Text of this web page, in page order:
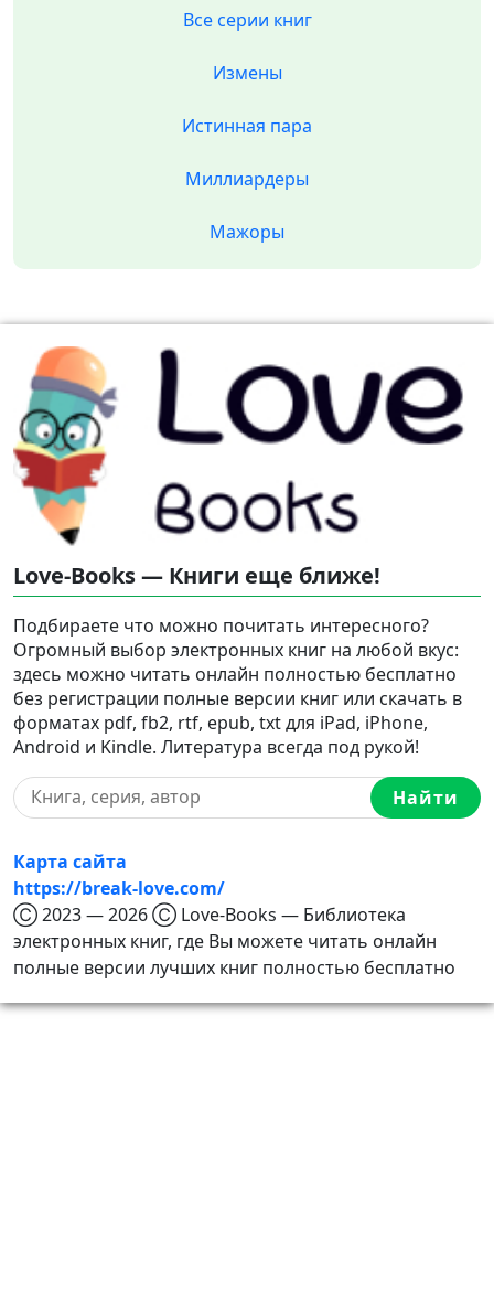
Все серии книг
Измены
Истинная пара
Миллиардеры
Мажоры
Love-Books — Книги еще ближе!
Подбираете что можно почитать интересного?
Огромный выбор электронных книг на любой вкус:
здесь можно читать онлайн полностью бесплатно
без регистрации полные версии книг или скачать в
форматах pdf, fb2, rtf, epub, txt для iPad, iPhone,
Android и Kindle. Литература всегда под рукой!
Найти
Карта сайта
https://break-love.com/
Ⓒ 2023 — 2026 Ⓒ Love-Books — Библиотека
электронных книг, где Вы можете читать онлайн
полные версии лучших книг полностью бесплатно